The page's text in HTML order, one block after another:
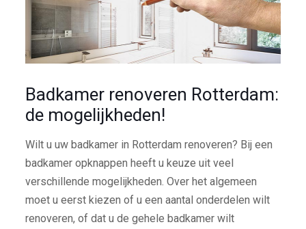
Badkamer renoveren Rotterdam:
de mogelijkheden!
Wilt u uw badkamer in Rotterdam renoveren? Bij een
badkamer opknappen heeft u keuze uit veel
verschillende mogelijkheden. Over het algemeen
moet u eerst kiezen of u een aantal onderdelen wilt
renoveren, of dat u de gehele badkamer wilt